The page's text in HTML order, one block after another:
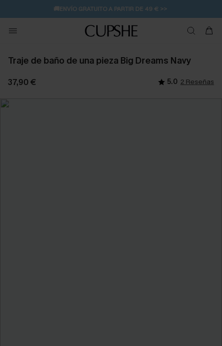
🚚ENVÍO GRATUITO A PARTIR DE 49 € >>
Traje de baño de una pieza Big Dreams Navy
37,90 € 5.0 2 Reseñas